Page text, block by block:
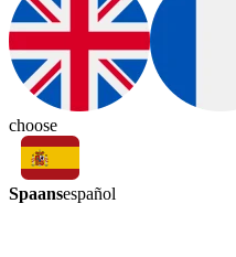
choose
Spaansespañol